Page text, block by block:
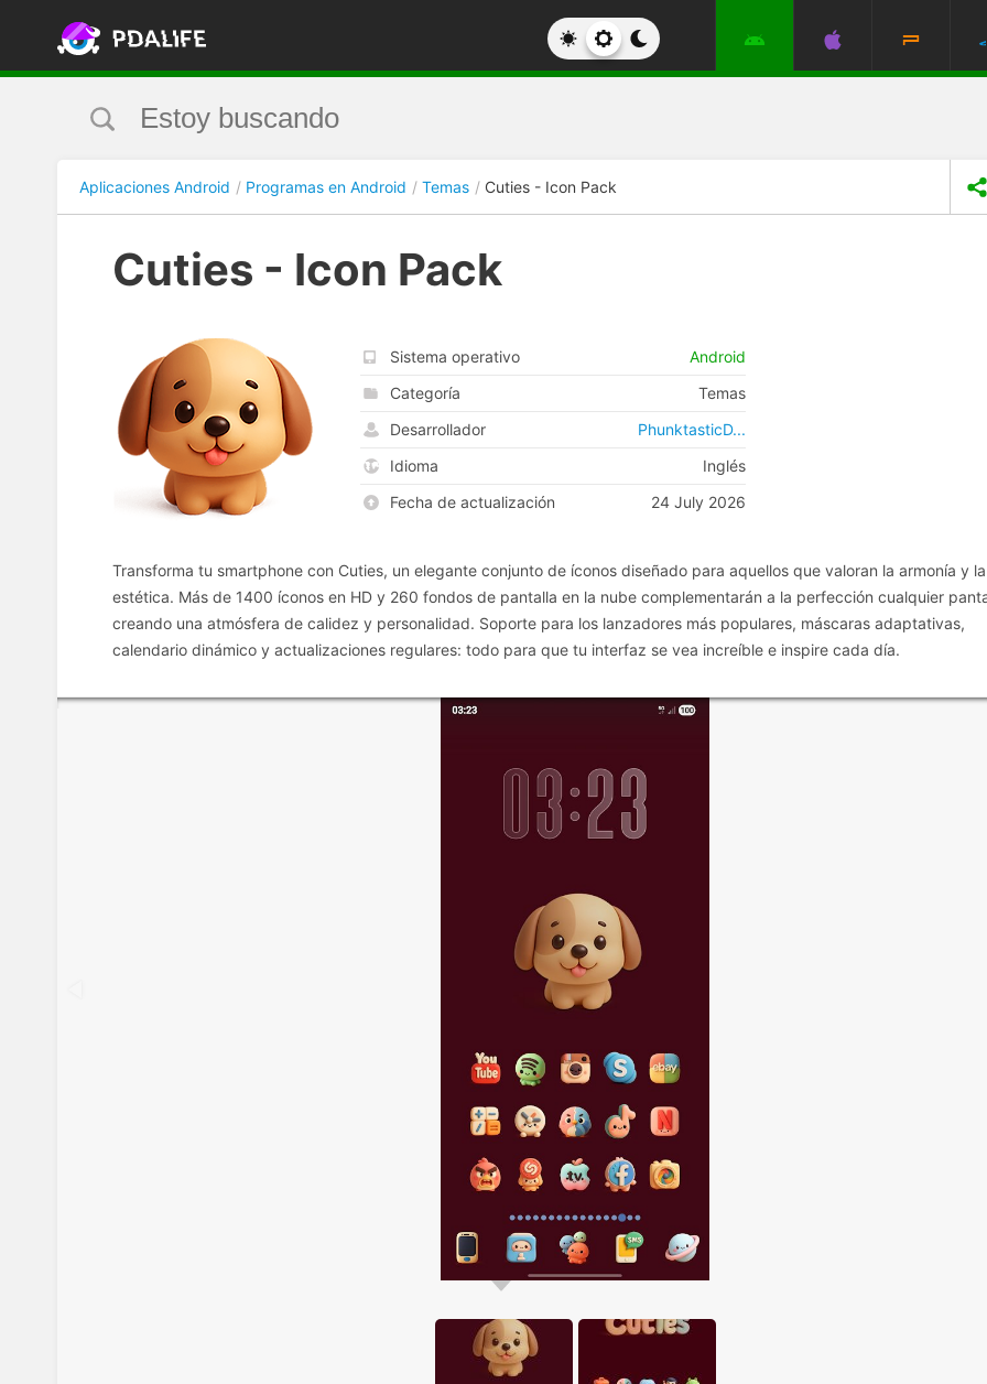
Aplicaciones Android Programas en Android Temas Cuties - Icon Pack
Cuties - Icon Pack
Sistema operativo
Android
Categoría
Temas
Desarrollador
PhunktasticD...
Idioma
Inglés
Fecha de actualización
24 July 2026
Transforma tu smartphone con Cuties, un elegante conjunto de íconos diseñado para aquellos que valoran la armonía y la
estética. Más de 1400 íconos en HD y 260 fondos de pantalla en la nube complementarán a la perfección cualquier
creando una atmósfera de calidez y personalidad. Soporte para los lanzadores más populares, máscaras adaptativas,
calendario dinámico y actualizaciones regulares: todo para que tu interfaz se vea increíble e inspire cada día.